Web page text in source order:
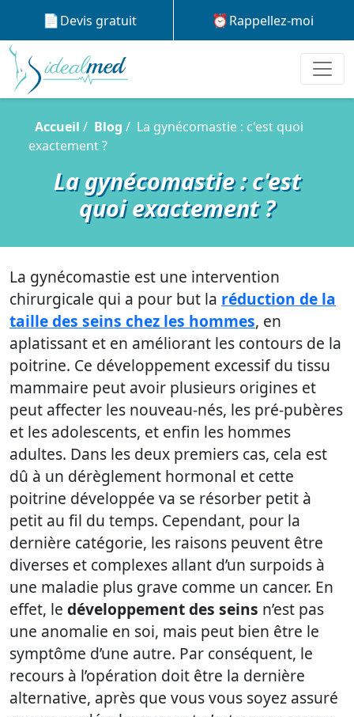
Devis gratuit Rappellez-moi
Accueil Blog
La gynécomastie : c'est quoi
exactement ?
La gynécomastie : c'est
quoi exactement ?
La gynécomastie est une intervention
chirurgicale qui a pour but la réduction de la
taille des seins chez les hommes, en
aplatissant et en améliorant les contours de la
poitrine. Ce développement excessif du tissu
mammaire peut avoir plusieurs origines et
peut affecter les nouveau-nés, les pré-pubères
et les adolescents, et enfin les hommes
adultes. Dans les deux premiers cas, cela est
dû à un dérèglement hormonal et cette
poitrine développée va se résorber petit à
petit au fil du temps. Cependant, pour la
dernière catégorie, les raisons peuvent être
diverses et complexes allant d’un surpoids à
une maladie plus grave comme un cancer. En
effet, le développement des seins n’est pas
une anomalie en soi, mais peut bien être le
symptôme d’une autre. Par conséquent, le
recours à l’opération doit être la dernière
alternative, après que vous vous soyez assuré